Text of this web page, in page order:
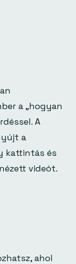
a „hogyan
A
a
kattintás és
videót.
ahol